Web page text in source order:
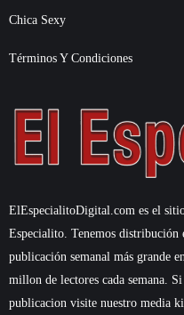
Chica Sexy
Términos Y Condiciones
ElEspecialitoDigital.com es el
Especialito. Tenemos distribución
publicación semanal más grande
millon de lectores cada semana.
publicacion visite nuestro media